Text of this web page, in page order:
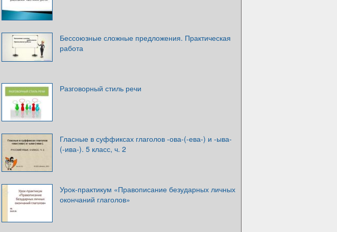
Бессоюзные сложные предложения. Практическая
работа
Разговорный стиль речи
Гласные в суффиксах глаголов -ова-(-ева-) и -ыва-
(-ива-). 5 класс, ч. 2
Урок-практикум «Правописание безударных личных
окончаний глаголов»